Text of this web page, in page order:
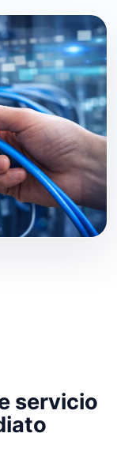
servicio